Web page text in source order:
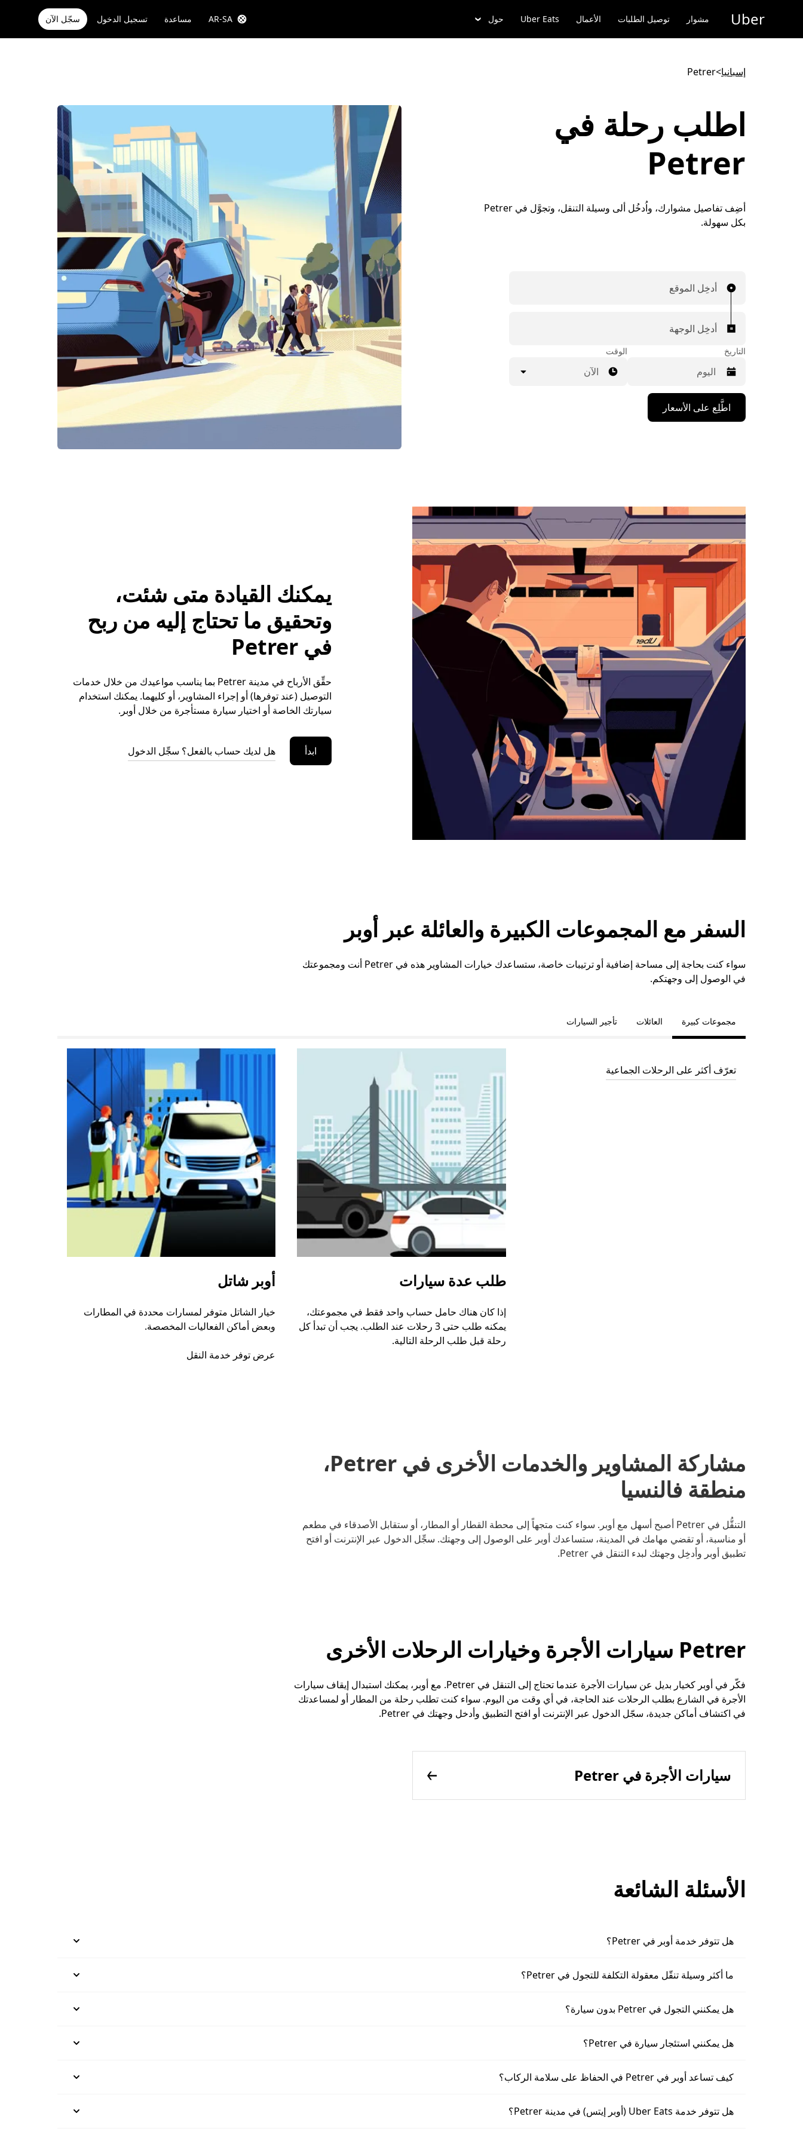
المحتوى
Uber مشوار توصيل الطلبات الأعمال Uber Eats حول AR-SA مساعدة تسجيل الدخول سجّل الآن
إسبانيا>
Petrer
اطلب رحلة في
Petrer
أضِف تفاصيل مشوارك، واُدخُل ألى وسيلة التنقل، وتجوَّل في Petrer
بكل سهولة.
أدخِل الموقع
أدخِل الوجهة
التاريخ
اضغط
على
مفتاح
اضغط
على
زر
الخروج
لإغلاق
التقويم.
الوقت
الآن
اطَّلِع على الأسعار
يمكنك القيادة متى شئت،
وتحقيق ما تحتاج إليه من ربح
في Petrer
حقِّق الأرباح في مدينة Petrer بما يناسب مواعيدك من خلال خدمات
التوصيل (عند توفرها) أو إجراء المشاوير، أو كليهما. يمكنك استخدام
سيارتك الخاصة أو اختيار سيارة مستأجرة من خلال أوبر.
ابدأ هل لديك حساب بالفعل؟ سجِّل الدخول
السفر مع المجموعات الكبيرة والعائلة عبر أوبر
سواء كنت بحاجة إلى مساحة إضافية أو ترتيبات خاصة، ستساعدك خيارات المشاوير هذه في Petrer أنت ومجموعتك
في الوصول إلى وجهتكم.
مجموعات كبيرة العائلات تأجير السيارات
تعرّف أكثر على الرحلات الجماعية
طلب عدة سيارات
إذا كان هناك حامل حساب واحد فقط في مجموعتك،
يمكنه طلب حتى 3 رحلات عند الطلب. يجب أن تبدأ كل
رحلة قبل طلب الرحلة التالية.
أوبر شاتل
خيار الشاتل متوفر لمسارات محددة في المطارات
وبعض أماكن الفعاليات المخصصة.
عرض توفر خدمة النقل
مشاركة المشاوير والخدمات الأخرى في Petrer،
منطقة فالنسيا
التنقُّل في Petrer أصبح أسهل مع أوبر. سواء كنت متجهاً إلى محطة القطار أو المطار، أو ستقابل الأصدقاء في مطعم
أو مناسبة، أو تقضي مهامك في المدينة، ستساعدك أوبر على الوصول إلى وجهتك. سجِّل الدخول عبر الإنترنت أو افتح
تطبيق أوبر وأدخِل وجهتك لبدء التنقل في Petrer.
Petrer سيارات الأجرة وخيارات الرحلات الأخرى
فكّر في أوبر كخيار بديل عن سيارات الأجرة عندما تحتاج إلى التنقل في Petrer. مع أوبر، يمكنك استبدال إيقاف سيارات
الأجرة في الشارع بطلب الرحلات عند الحاجة، في أي وقت من اليوم. سواء كنت تطلب رحلة من المطار أو لمساعدتك
في اكتشاف أماكن جديدة، سجّل الدخول عبر الإنترنت أو افتح التطبيق وأدخل وجهتك في Petrer.
سيارات الأجرة في Petrer
الأسئلة الشائعة
هل تتوفر خدمة أوبر في Petrer؟
ما أكثر وسيلة تنقّل معقولة التكلفة للتجول في Petrer؟
هل يمكنني التجول في Petrer بدون سيارة؟
هل يمكنني استئجار سيارة في Petrer؟
كيف تساعد أوبر في Petrer في الحفاظ على سلامة الركاب؟
هل تتوفر خدمة Uber Eats (أوبر إيتس) في مدينة Petrer؟